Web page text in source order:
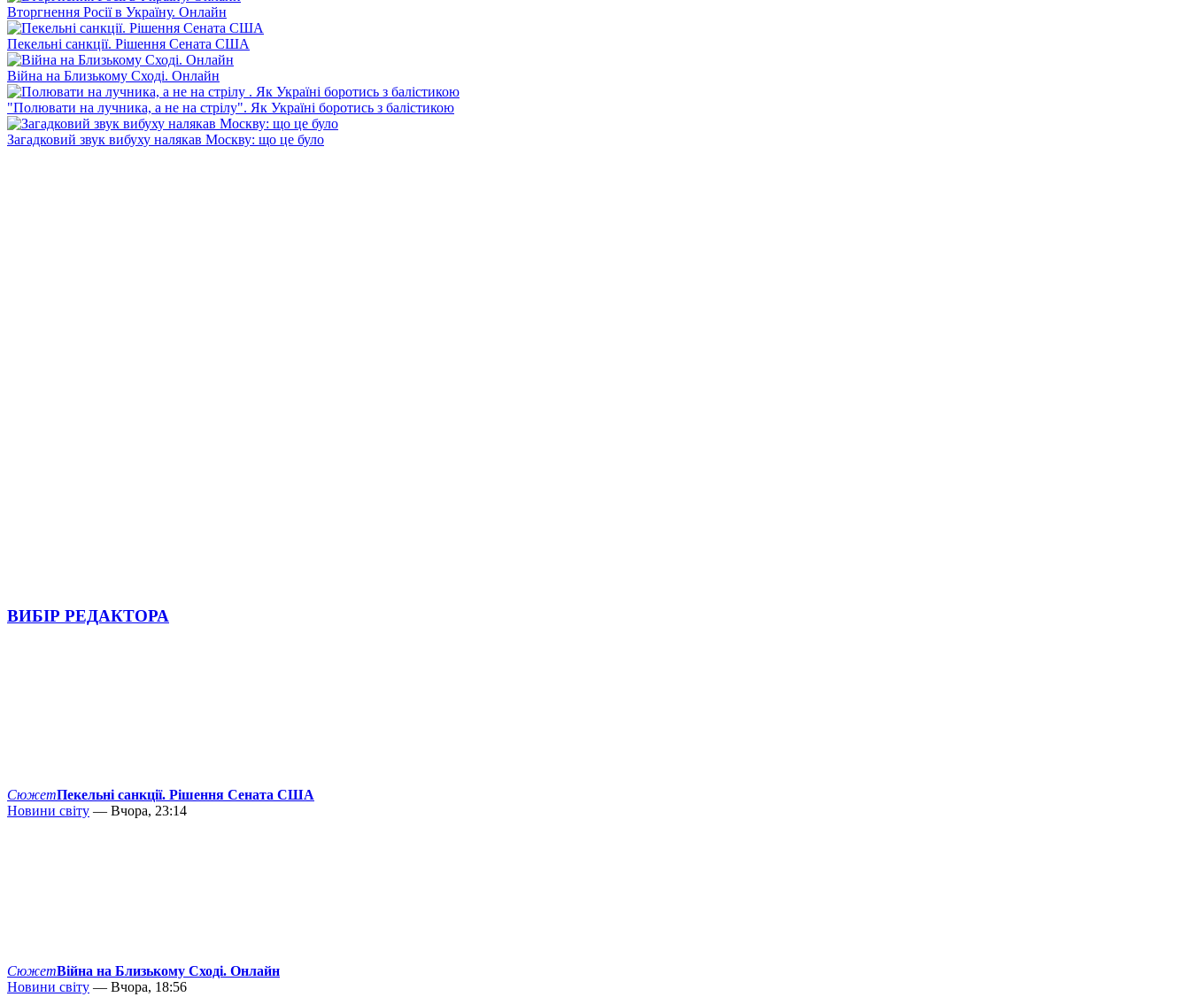
Вторгнення Росії в Україну. Онлайн
Пекельні санкції. Рішення Сената США
Війна на Близькому Сході. Онлайн
"Полювати на лучника, а не на стрілу". Як Україні боротись з балістикою
Загадковий звук вибуху налякав Москву: що це було
ВИБІР РЕДАКТОРА
СюжетПекельні санкції. Рішення Сената США
Новини світу — Вчора, 23:14
СюжетВійна на Близькому Сході. Онлайн
Новини світу — Вчора, 18:56